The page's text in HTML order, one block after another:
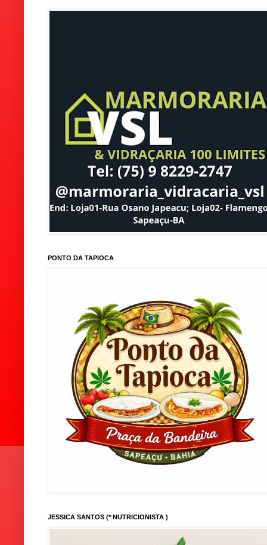
PONTO DA TAPIOCA
JESSICA SANTOS (* NUTRICIONISTA )